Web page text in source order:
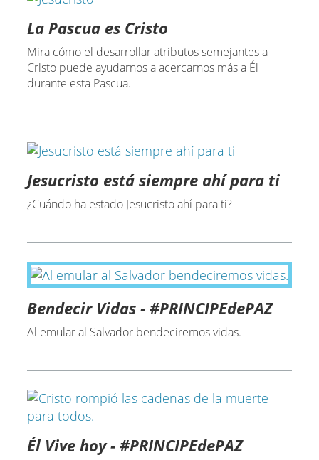
La Pascua es Cristo
Mira cómo el desarrollar atributos semejantes a
Cristo puede ayudarnos a acercarnos más a Él
durante esta Pascua.
Jesucristo está siempre ahí para ti
¿Cuándo ha estado Jesucristo ahí para ti?
Bendecir Vidas - #PRINCIPEdePAZ
Al emular al Salvador bendeciremos vidas.
Él Vive hoy - #PRINCIPEdePAZ